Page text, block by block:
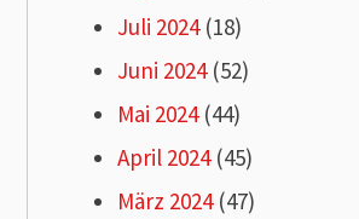
Juli 2024(18)
Juni 2024(52)
Mai 2024(44)
April 2024(45)
März 2024(47)